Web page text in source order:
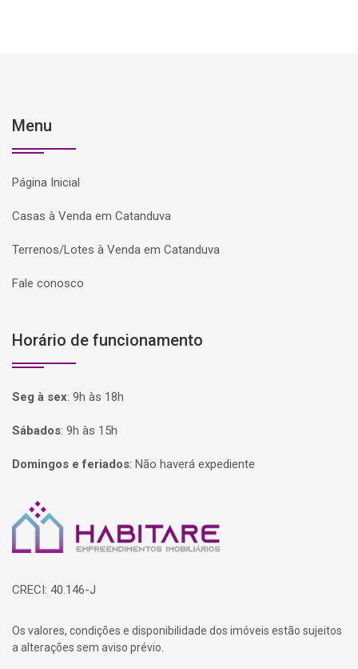
Menu
Página Inicial
Casas à Venda em Catanduva
Terrenos/Lotes à Venda em Catanduva
Fale conosco
Horário de funcionamento
Seg à sex: 9h às 18h
Sábados: 9h às 15h
Domingos e feriados: Não haverá expediente
Página inicial
CRECI: 40.146-J
Os valores, condições e disponibilidade dos imóveis estão sujeitos
a alterações sem aviso prévio.